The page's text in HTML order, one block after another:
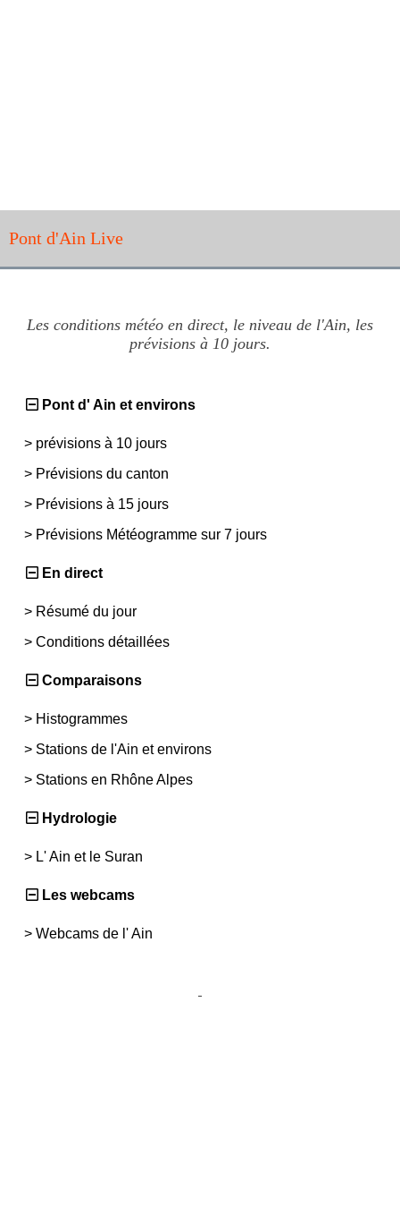
Pont d'Ain Live
Les conditions météo en direct, le niveau de l'Ain, les
prévisions à 10 jours.
Pont d' Ain et environs
> prévisions à 10 jours
> Prévisions du canton
> Prévisions à 15 jours
> Prévisions Météogramme sur 7 jours
En direct
> Résumé du jour
> Conditions détaillées
Comparaisons
> Histogrammes
> Stations de l'Ain et environs
> Stations en Rhône Alpes
Hydrologie
> L' Ain et le Suran
Les webcams
> Webcams de l' Ain